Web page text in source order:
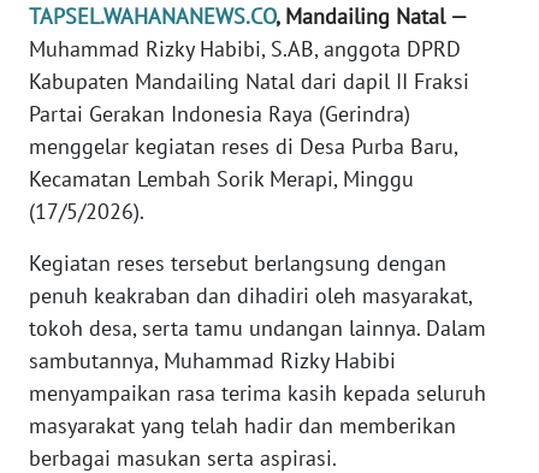
TAPSEL.WAHANANEWS.CO, Mandailing Natal —
Muhammad Rizky Habibi, S.AB, anggota DPRD
Kabupaten Mandailing Natal dari dapil II Fraksi
Partai Gerakan Indonesia Raya (Gerindra)
menggelar kegiatan reses di Desa Purba Baru,
Kecamatan Lembah Sorik Merapi, Minggu
(17/5/2026).
Kegiatan reses tersebut berlangsung dengan
penuh keakraban dan dihadiri oleh masyarakat,
tokoh desa, serta tamu undangan lainnya. Dalam
sambutannya, Muhammad Rizky Habibi
menyampaikan rasa terima kasih kepada seluruh
masyarakat yang telah hadir dan memberikan
berbagai masukan serta aspirasi.
REDAKSI
KARIR
DISCLAIMER
Wahana
Regional
WN
SUMUT
WN
JAKARTA